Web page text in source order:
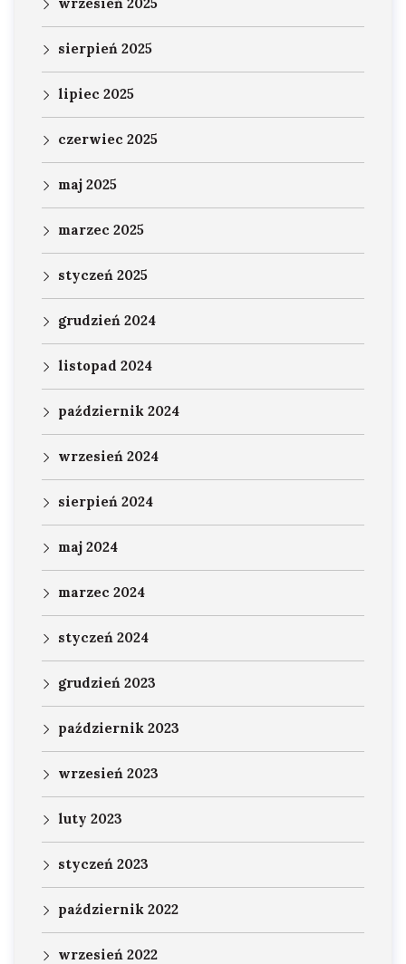
sierpień 2025
lipiec 2025
czerwiec 2025
maj 2025
marzec 2025
styczeń 2025
grudzień 2024
listopad 2024
październik 2024
wrzesień 2024
sierpień 2024
maj 2024
marzec 2024
styczeń 2024
grudzień 2023
październik 2023
wrzesień 2023
luty 2023
styczeń 2023
październik 2022
wrzesień 2022